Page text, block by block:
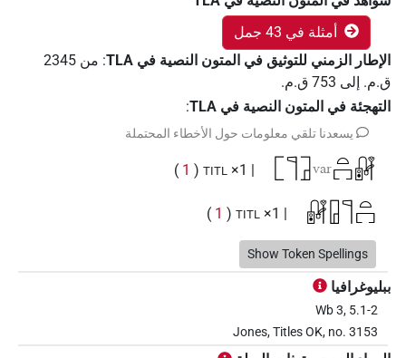
أمثلة في 43 جمل
الإطار الزمني للتوثيق في المتون النصية في ‏TLA
: من 2345
ق.م. إلى 753 ق.م.
التهجئة في المتون النصية في TLA
:
يسعدنا تلقي معلومات حول الأخطاء المحتملة
𓉘𓊹𓉜var𓏏𓉐𓏞
TITL
(
1
)
𓏞𓉗𓊹𓏏𓉐
TITL
(
1
)
𓏞𓊹𓉗
| 2×
TITL
(
𓏞𓊹𓉗𓉐
𓏞𓊹𓉗𓉐𓅆
Show Token Spellings
ببليوغرافيا
Wb 3, 5.1-2
Jones, Titles OK, no. 3153